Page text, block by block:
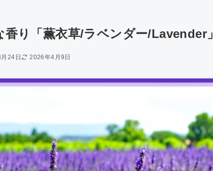
香り「薫衣草/ラベンダー/Lavender」
24日 2026年4月9日